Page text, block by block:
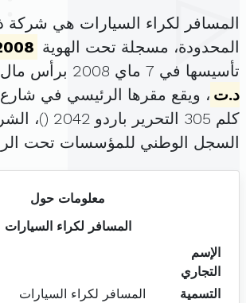
المسافر لكراء السيارات هي شركة
المحدودة، مسجلة تحت الهوية
تأسيسها في 7 ماي 2008 برأس مال قدره
د.ت ، ويقع مقرها الرئيسي في
كلم 305 التحرير باردو 2042 (
)،
السجل الوطني للمؤسسات تحت
معلومات حول
المسافر لكراء السيارات
الإسم
التجاري
التسمية
المسافر لكراء السيارات